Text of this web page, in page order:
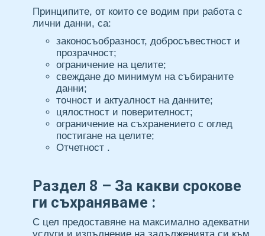
Принципите, от които се водим при работа с
лични данни, са:
законосъобразност, добросъвестност и
прозрачност;
ограничение на целите;
свеждане до минимум на събираните
данни;
точност и актуалност на данните;
цялостност и поверителност;
ограничение на съхранението с оглед
постигане на целите;
Отчетност .
Раздел 8 – За какви срокове
ги съхраняваме :
С цел предоставяне на максимално адекватни